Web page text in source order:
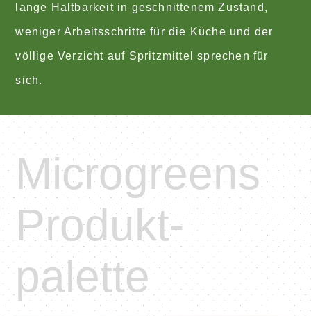
lange Haltbarkeit in geschnittenem Zustand,
weniger Arbeitsschritte für die Küche und der
völlige Verzicht auf Spritzmittel sprechen für
sich.
Microgreens
Produkt­
palette